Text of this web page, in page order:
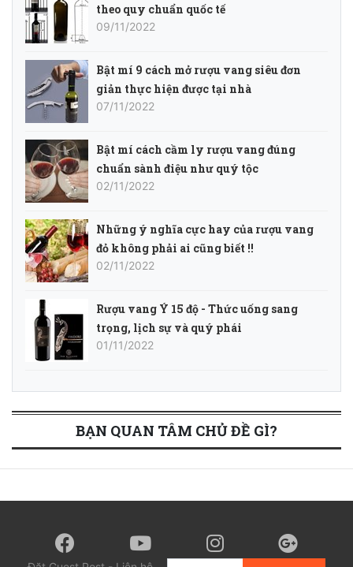
theo quy chuẩn quốc tế
09/11/2022
Bật mí 9 cách mở rượu vang siêu đơn
giản thực hiện được tại nhà
07/11/2022
Bật mí cách cầm ly rượu vang đúng
chuẩn sành điệu như quý tộc
02/11/2022
Những ý nghĩa cực hay của rượu vang
đỏ không phải ai cũng biết !!
02/11/2022
Rượu vang Ý 15 độ - Thức uống sang
trọng, lịch sự và quý phái
01/11/2022
BẠN QUAN TÂM CHỦ ĐỀ GÌ?